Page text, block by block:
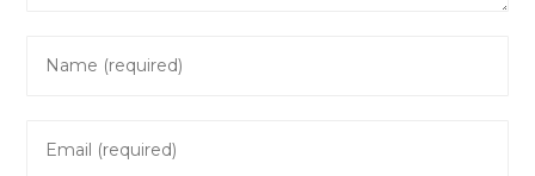
your
your